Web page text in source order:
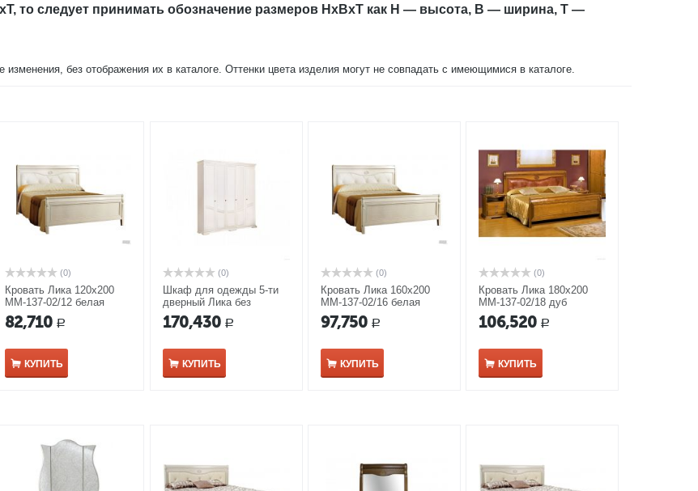
то следует принимать обозначение размеров HxBxT как H — высота, B — ширина, T —
изменения, без отображения их в каталоге. Оттенки цвета изделия могут не совпадать с имеющимися в каталоге.
(0)
Кровать Лика 120х200
ММ-137-02/12 белая
эмаль
82,710 Р
КУПИТЬ
(0)
Шкаф для одежды 5-ти
дверный Лика без
зеркала ММ-137-01/05Б
белая эмаль
170,430 Р
КУПИТЬ
(0)
Кровать Лика 160х200
ММ-137-02/16 белая
эмаль
97,750 Р
КУПИТЬ
(0)
Кровать Лика 180х200
ММ-137-02/18 дуб
медовый
106,520 Р
КУПИТЬ